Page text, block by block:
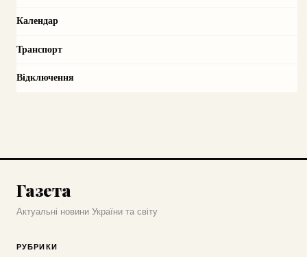
Календар
Транспорт
Відключення
Газета
Актуальні новини України та світу
РУБРИКИ